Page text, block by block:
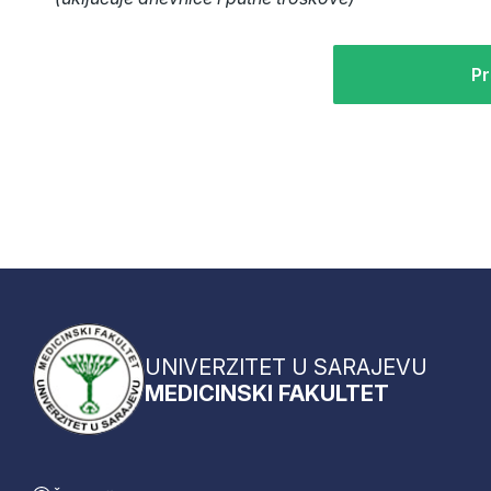
UNIVERZITET U SARAJEVU
MEDICINSKI FAKULTET